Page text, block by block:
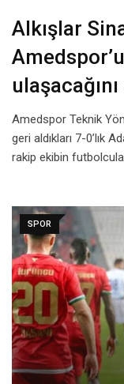
Alkışlar
Amedspor Teknik
geri aldıkları 7-0’lık
rakip ekibin
SPOR